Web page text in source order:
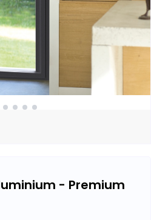
- Premium